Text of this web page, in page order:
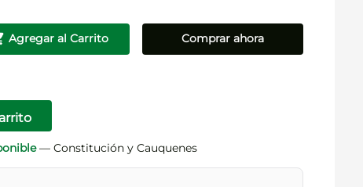
Agregar al Carrito Comprar ahora
— Constitución y Cauquenes